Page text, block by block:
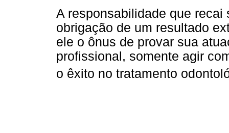
A responsabilidade que
obrigação de um resultado
ele o ônus de provar sua
profissional, somente agir
o êxito no tratamento